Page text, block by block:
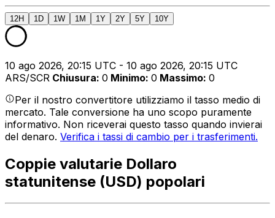
12H 1D 1W 1M 1Y 2Y 5Y 10Y
10 ago 2026, 20:15 UTC - 10 ago 2026, 20:15 UTC
ARS/SCR Chiusura: 0 Minimo: 0 Massimo: 0
Per il nostro convertitore utilizziamo il tasso medio di
mercato. Tale conversione ha uno scopo puramente
informativo. Non riceverai questo tasso quando invierai
del denaro. Verifica i tassi di cambio per i trasferimenti.
Coppie valutarie Dollaro
statunitense (USD) popolari